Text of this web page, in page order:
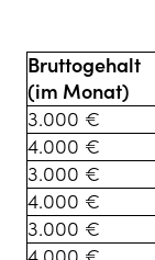
Bruttogehalt
(im Monat)
3.000 €
4.000 €
3.000 €
4.000 €
3.000 €